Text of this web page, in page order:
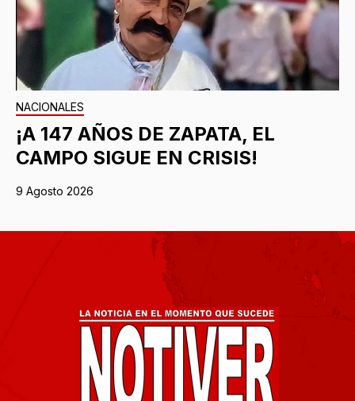
NACIONALES
¡A 147 AÑOS DE ZAPATA, EL
CAMPO SIGUE EN CRISIS!
9 Agosto 2026